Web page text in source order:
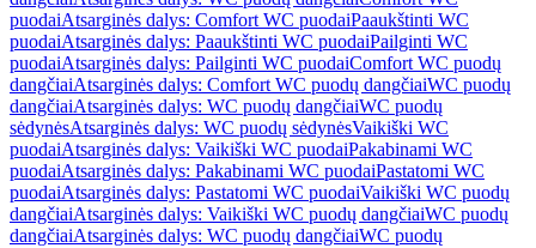
puodaiAtsarginės dalys: Comfort WC puodaiPaaukštinti WC
puodaiAtsarginės dalys: Paaukštinti WC puodaiPailginti WC
puodaiAtsarginės dalys: Pailginti WC puodaiComfort WC puodų
dangčiaiAtsarginės dalys: Comfort WC puodų dangčiaiWC puodų
dangčiaiAtsarginės dalys: WC puodų dangčiaiWC puodų
sėdynėsAtsarginės dalys: WC puodų sėdynėsVaikiški WC
puodaiAtsarginės dalys: Vaikiški WC puodaiPakabinami WC
puodaiAtsarginės dalys: Pakabinami WC puodaiPastatomi WC
puodaiAtsarginės dalys: Pastatomi WC puodaiVaikiški WC puodų
dangčiaiAtsarginės dalys: Vaikiški WC puodų dangčiaiWC puodų
dangčiaiAtsarginės dalys: WC puodų dangčiaiWC puodų